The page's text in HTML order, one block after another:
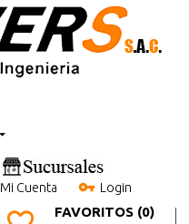
Mi Cuenta Login
FAVORITOS (0)